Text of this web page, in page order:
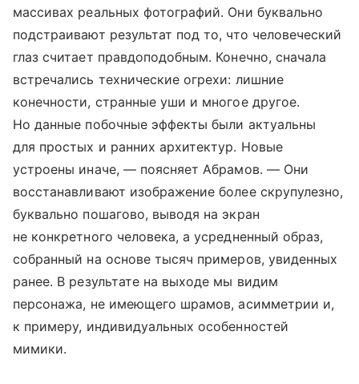
массивах реальных фотографий. Они буквально
подстраивают результат под то, что человеческий
глаз считает правдоподобным. Конечно, сначала
встречались технические огрехи: лишние
конечности, странные уши и многое другое.
Но данные побочные эффекты были актуальны
для простых и ранних архитектур. Новые
устроены иначе, — поясняет Абрамов. — Они
восстанавливают изображение более скрупулезно,
буквально пошагово, выводя на экран
не конкретного человека, а усредненный образ,
собранный на основе тысяч примеров, увиденных
ранее. В результате на выходе мы видим
персонажа, не имеющего шрамов, асимметрии и,
к примеру, индивидуальных особенностей
мимики.